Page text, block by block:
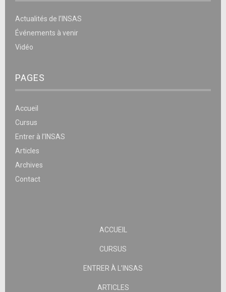
Actualités de l’INSAS
Événements à venir
Vidéo
PAGES
Accueil
Cursus
Entrer à l’INSAS
Articles
Archives
Contact
ACCUEIL
CURSUS
ENTRER À L’INSAS
ARTICLES